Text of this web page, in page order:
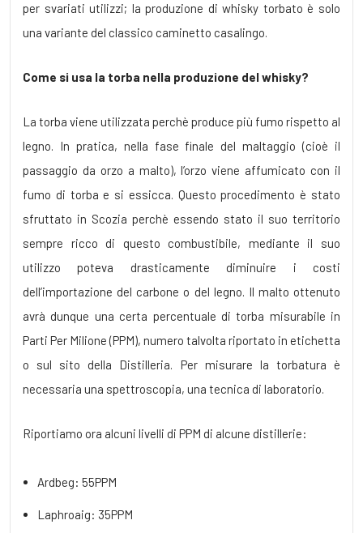
per svariati utilizzi; la produzione di whisky torbato è solo
una variante del classico caminetto casalingo.
Come si usa la torba nella produzione del whisky?
La torba viene utilizzata perchè produce più fumo rispetto al
legno. In pratica, nella fase finale del maltaggio (cioè il
passaggio da orzo a malto), l’orzo viene affumicato con il
fumo di torba e si essicca. Questo procedimento è stato
sfruttato in Scozia perchè essendo stato il suo territorio
sempre ricco di questo combustibile, mediante il suo
utilizzo poteva drasticamente diminuire i costi
dell’importazione del carbone o del legno. Il malto ottenuto
avrà dunque una certa percentuale di torba misurabile in
Parti Per Milione (PPM), numero talvolta riportato in etichetta
o sul sito della Distilleria. Per misurare la torbatura è
necessaria una spettroscopia, una tecnica di laboratorio.
Riportiamo ora alcuni livelli di PPM di alcune distillerie:
Ardbeg: 55PPM
Laphroaig: 35PPM